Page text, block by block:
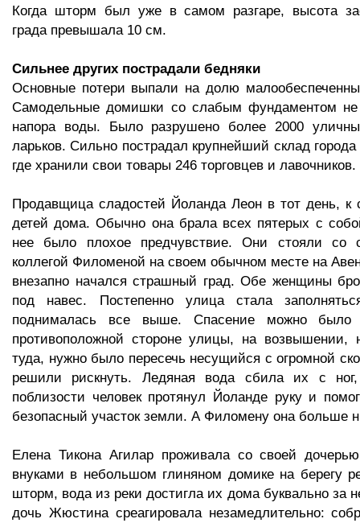
Когда шторм был уже в самом разгаре, высота
града превышала 10 см.
Сильнее других пострадали бедняки
Основные потери выпали на долю
Самодельные домишки со слабым фундаментом не
напора воды. Было разрушено более 2000
ларьков. Сильно пострадал крупнейший склад
где хранили свои товары 246 торговцев и лавочников.
Продавщица сладостей Йоланда Леон в тот день, к
детей дома. Обычно она брала всех пятерых с
нее было плохое предчувствие. Они стояли со
коллегой Филоменой на своем обычном месте на
внезапно начался страшный град. Обе женщины
под навес. Постепенно улица стала
поднималась все выше. Спасение можно
противоположной стороне улицы, на возвышении,
туда, нужно было пересечь несущийся с огромной
решили рискнуть. Ледяная вода сбила их с
поблизости человек протянул Йоланде руку и
безопасный участок земли. А Филомену она больше
Елена Тикона Агилар проживала со своей
внуками в небольшом глиняном домике на берегу
шторм, вода из реки достигла их дома буквально за
дочь Жюстина среагировала незамедлительно: